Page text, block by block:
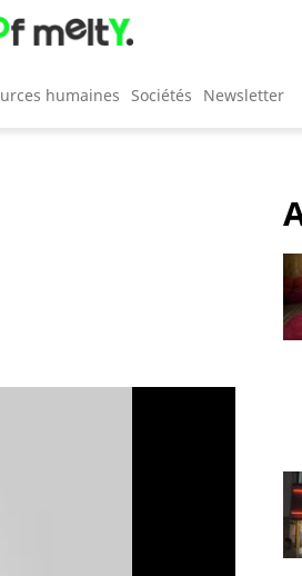
humaines Sociétés Newsletter